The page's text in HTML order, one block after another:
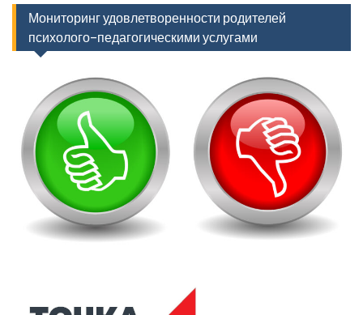
Мониторинг удовлетворенности родителей
психолого-педагогическими услугами